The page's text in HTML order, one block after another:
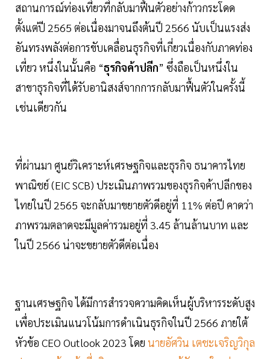
สถานการณ์ท่องเที่ยวที่กลับมาฟื้นตัวอย่างก้าวกระโดด
ตั้งแต่ปี 2565 ต่อเนื่องมาจนถึงต้นปี 2566 นับเป็นแรงส่ง
อันทรงพลังต่อการขับเคลื่อนธุรกิจที่เกี่ยวเนื่องกับภาคท่อง
เที่ยว หนึ่งในนั้นคือ “ธุรกิจค้าปลีก” ซึ่งถือเป็นหนึ่งใน
สาขาธุรกิจที่ได้รับอานิสงส์จากการกลับมาฟื้นตัวในครั้งนี้
เช่นเดียวกัน
ที่ผ่านมา ศูนย์วิเคราะห์เศรษฐกิจและธุรกิจ ธนาคารไทย
พาณิชย์ (EIC SCB) ประเมินภาพรวมของธุรกิจค้าปลีกของ
ไทยในปี 2565 จะกลับมาขยายตัวดีอยู่ที่ 11% ต่อปี คาดว่า
ภาพรวมตลาดจะมีมูลค่ารวมอยู่ที่ 3.45 ล้านล้านบาท และ
ในปี 2566 น่าจะขยายตัวดีต่อเนื่อง
ฐานเศรษฐกิจ ได้มีการสำรวจความคิดเห็นผู้บริหารระดับสูง
เพื่อประเมินแนวโน้มการดำเนินธุรกิจในปี 2566 ภายใต้
หัวข้อ CEO Outlook 2023 โดย นายอัศวิน เตชะเจริญวิกุล